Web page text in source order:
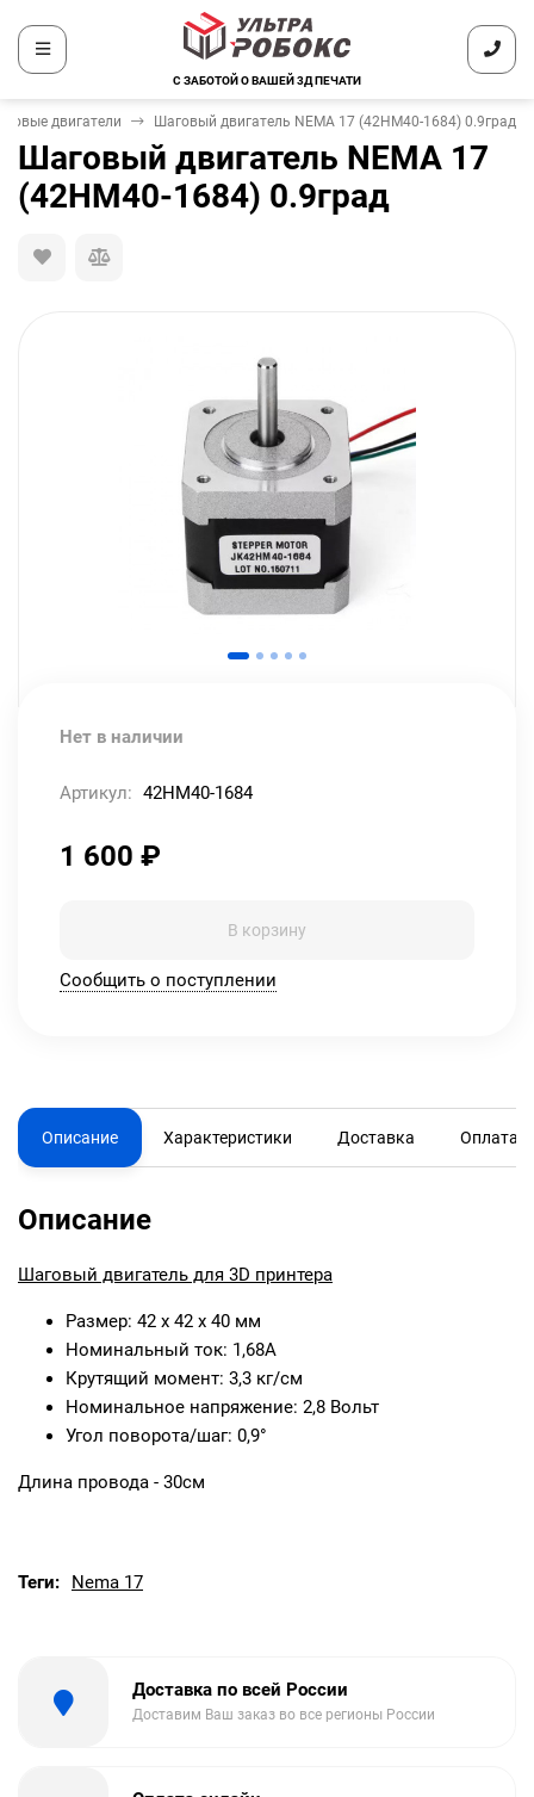
С ЗАБОТОЙ О ВАШЕЙ 3Д ПЕЧАТИ
двигатели Шаговый двигатель NEMA 17 (42HM40-1684) 0.9град
Шаговый двигатель NEMA 17
(42HM40-1684) 0.9град
Нет в наличии
Артикул: 42HM40-1684
1 600 ₽
В корзину
Сообщить о поступлении
Описание Характеристики Доставка Оплата
Описание
Шаговый двигатель для 3D принтера
Размер: 42 х 42 х 40 мм
Номинальный ток: 1,68А
Крутящий момент: 3,3 кг/см
Номинальное напряжение: 2,8 Вольт
Угол поворота/шаг: 0,9°
Длина провода - 30см
Теги: Nema 17
Доставка по всей России
Доставим Ваш заказ во все регионы России